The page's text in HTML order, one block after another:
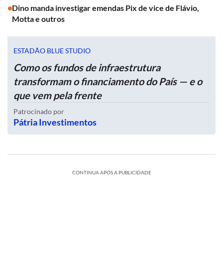
Dino manda investigar emendas Pix de vice de Flávio,
Motta e outros
ESTADÃO BLUE STUDIO
Como os fundos de infraestrutura
transformam o financiamento do País — e o
que vem pela frente
Patrocinado por
Pátria Investimentos
CONTINUA APÓS A PUBLICIDADE